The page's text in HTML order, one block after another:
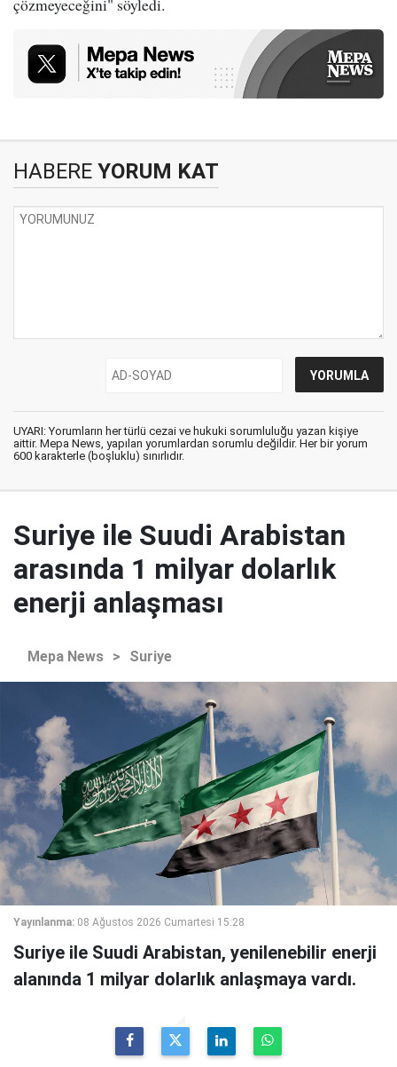
çözmeyeceğini" söyledi.
HABERE YORUM KAT
UYARI: Yorumların her türlü cezai ve hukuki sorumluluğu yazan kişiye
aittir. Mepa News, yapılan yorumlardan sorumlu değildir. Her bir yorum
600 karakterle (boşluklu) sınırlıdır.
Suriye ile Suudi Arabistan
arasında 1 milyar dolarlık
enerji anlaşması
Mepa News > Suriye
Yayınlanma: 08 Ağustos 2026 Cumartesi 15:28
Suriye ile Suudi Arabistan, yenilenebilir enerji
alanında 1 milyar dolarlık anlaşmaya vardı.